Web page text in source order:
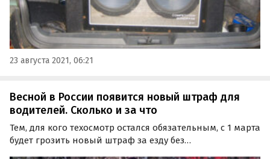
23 августа 2021, 06:21
Весной в России появится новый штраф для
водителей. Сколько и за что
Тем, для кого техосмотр остался обязательным, с 1 марта
будет грозить новый штраф за езду без